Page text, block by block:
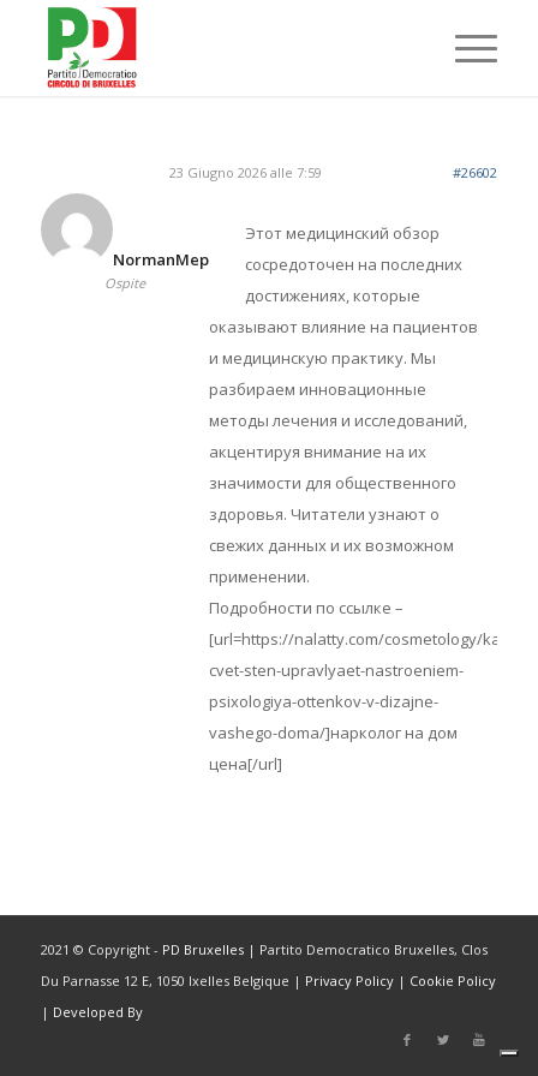
23 Giugno 2026 alle 7:59 #26602
NormanMep
Ospite
Этот медицинский обзор
сосредоточен на последних
достижениях, которые
оказывают влияние на пациентов
и медицинскую практику. Мы
разбираем инновационные
методы лечения и исследований,
акцентируя внимание на их
значимости для общественного
здоровья. Читатели узнают о
свежих данных и их возможном
применении.
Подробности по ссылке –
[url=https://nalatty.com/cosmetology/kak-
cvet-sten-upravlyaet-nastroeniem-
psixologiya-ottenkov-v-dizajne-
vashego-doma/]нарколог на дом
цена[/url]
2021 © Copyright - PD Bruxelles| Partito Democratico Bruxelles, Clos
Du Parnasse 12 E, 1050 Ixelles Belgique | Privacy Policy| Cookie Policy
| Developed By